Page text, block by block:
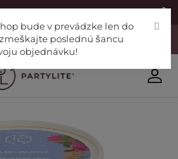
v prevádzke len do 30. novembra
šancu uskutočniť svoju objednávku!
bude v prevádzke len do
poslednú šancu
objednávku!